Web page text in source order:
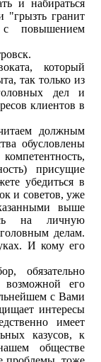
и набираться
"грызть гранит
повышением
который
так только из
дел и
клиентов в
должным
обусловлены
присущие
убедиться в
и советов, уже
выше
на личную
делам.
И кому его
обязательно
возможной его
с Вами
интересы
имеет
казусов, к
обществе